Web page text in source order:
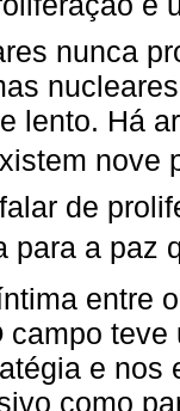
nunca
lento. Há
nove
de
para a paz
entre
campo
e nos
como